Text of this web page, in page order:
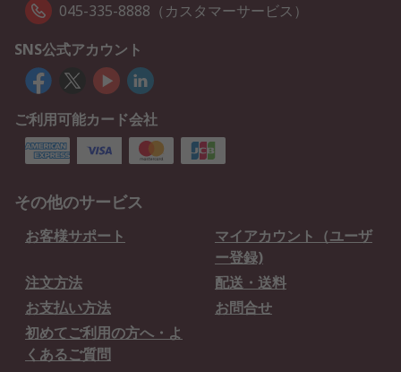
045-335-8888（カスタマーサービス）
SNS公式アカウント
ご利用可能カード会社
その他のサービス
お客様サポート
マイアカウント（ユーザ
ー登録)
注文方法
配送・送料
お支払い方法
お問合せ
初めてご利用の方へ・よ
くあるご質問